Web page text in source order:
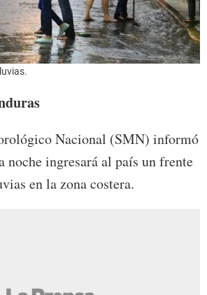
Nacional (SMN) informó
noche ingresará al país un frente
en la zona costera.